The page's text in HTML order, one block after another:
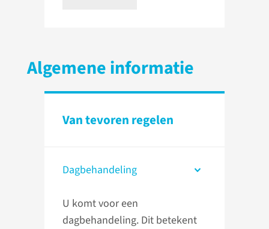
Algemene informatie
Van tevoren regelen
Dagbehandeling
U komt voor een
dagbehandeling. Dit betekent